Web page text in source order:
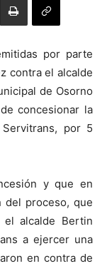
por parte
contra el alcalde
de Osorno
concesionar la
por 5
y que en
del proceso, que
el alcalde Bertin
a ejercer una
en contra de